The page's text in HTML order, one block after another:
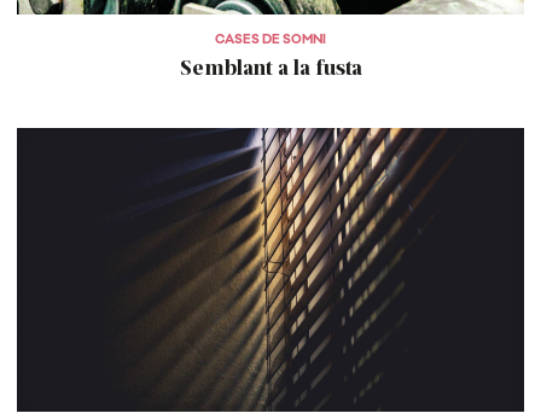
CASES DE SOMNI
Semblant a la fusta